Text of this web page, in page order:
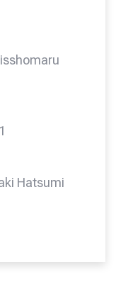
Hatsumi